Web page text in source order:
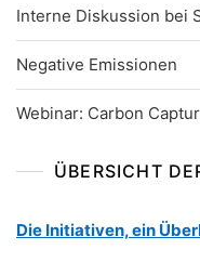
Interne Diskussion bei
Negative Emissionen
Webinar: Carbon
ÜBERSICHT
Die Initiativen, ein